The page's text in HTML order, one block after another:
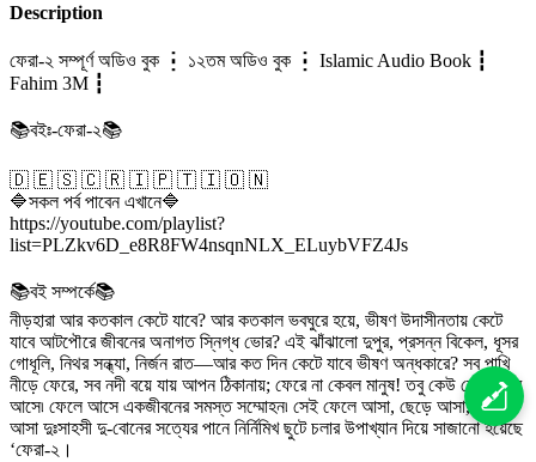
Description
ফেরা-২ সম্পূর্ণ অডিও বুক ┇ ১২তম অডিও বুক ┇ Islamic Audio Book ┇
Fahim 3M ┇
📚বইঃ-ফেরা-২📚
🇩 🇪 🇸 🇨 🇷 🇮 🇵 🇹 🇮 🇴 🇳
🔷সকল পর্ব পাবেন এখানে🔷
https://youtube.com/playlist?
list=PLZkv6D_e8R8FW4nsqnNLX_ELuybVFZ4Js
📚বই সম্পর্কে📚
নীড়হারা আর কতকাল কেটে যাবে? আর কতকাল ভবঘুরে হয়ে, ভীষণ উদাসীনতায় কেটে
যাবে আটপৌরে জীবনের অনাগত স্নিগ্ধ ভাের? এই ঝাঁঝালাে দুপুর, প্রসন্ন বিকেল, ধূসর
গােধূলি, নিথর সন্ধ্যা, নির্জন রাত—আর কত দিন কেটে যাবে ভীষণ অন্ধকারে? সব পাখি
নীড়ে ফেরে, সব নদী বয়ে যায় আপন ঠিকানায়; ফেরে না কেবল মানুষ! তবু কেউ কেউ ফিরে
আসে৷ ফেলে আসে একজীবনের সমস্ত সম্মােহন৷ সেই ফেলে আসা, ছেড়ে আসা, রেখে
আসা দুঃসাহসী দু-বােনের সত্যের পানে নির্নিমিখ ছুটে চলার উপাখ্যান দিয়ে সাজানাে হয়েছে
‘ফেরা-২।